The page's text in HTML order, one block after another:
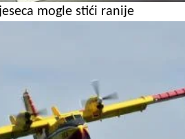
mogle stići ranije